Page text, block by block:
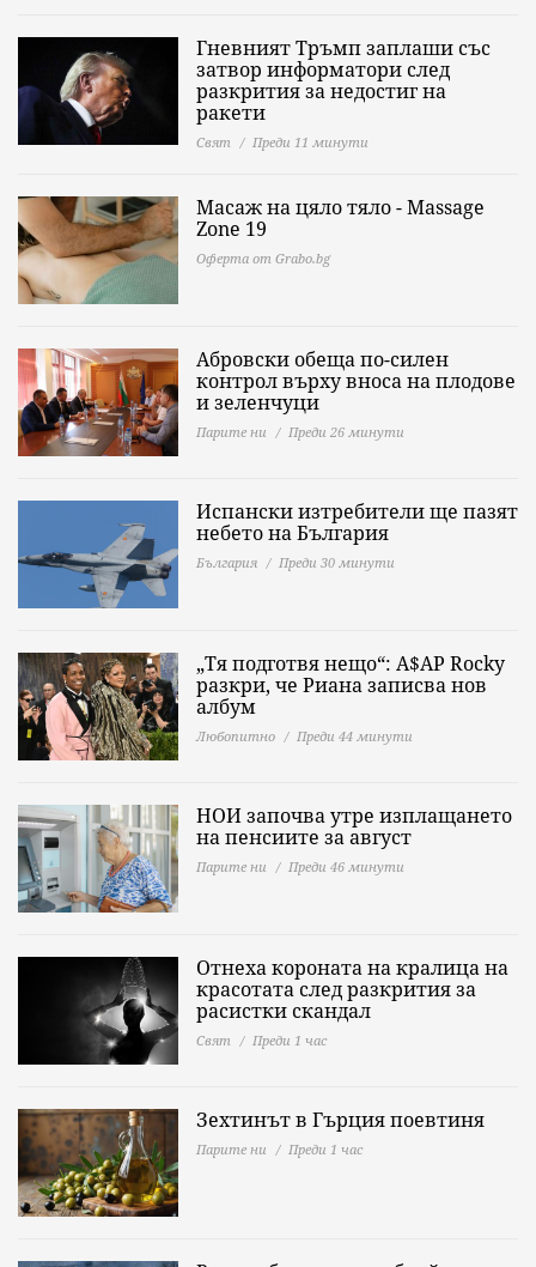
Гневният Тръмп заплаши със
затвор информатори след
разкрития за недостиг на
ракети
Свят Преди 11 минути
Масаж на цяло тяло - Massage
Zone 19
Оферта от Grabo.bg
Абровски обеща по-силен
контрол върху вноса на плодове
и зеленчуци
Парите ни Преди 26 минути
Испански изтребители ще пазят
небето на България
България Преди 30 минути
„Тя подготвя нещо“: A$AP Rocky
разкри, че Риана записва нов
албум
Любопитно Преди 44 минути
НОИ започва утре изплащането
на пенсиите за август
Парите ни Преди 46 минути
Отнеха короната на кралица на
красотата след разкрития за
расистки скандал
Свят Преди 1 час
Зехтинът в Гърция поевтиня
Парите ни Преди 1 час